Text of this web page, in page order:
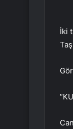
İki